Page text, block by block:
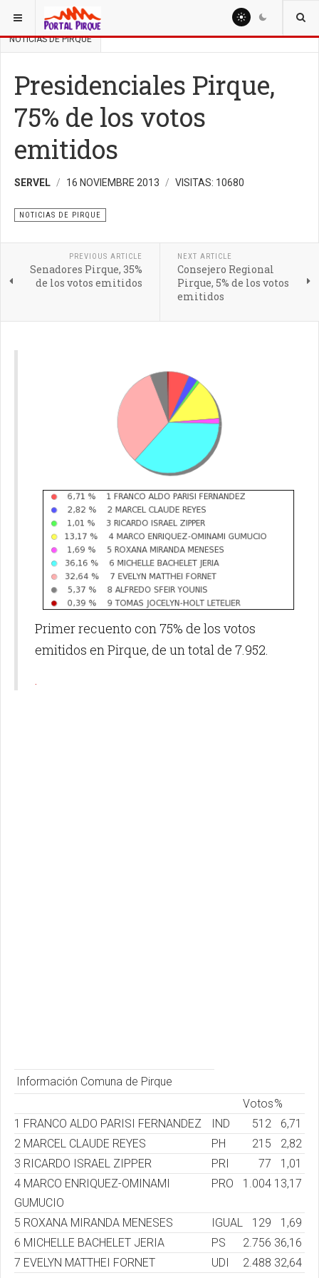
ESTÁ AQUÍ: EDUCACION
NOTICIAS DE PIRQUE
Presidenciales Pirque,
75% de los votos
emitidos
SERVEL 16 NOVIEMBRE 2013 VISITAS: 10680
NOTICIAS DE PIRQUE
PREVIOUS ARTICLE
Senadores Pirque, 35%
de los votos emitidos
NEXT ARTICLE
Consejero Regional
Pirque, 5% de los votos
emitidos
Primer recuento con 75% de los votos
emitidos en Pirque, de un total de 7.952.
.
Información Comuna de Pirque
Votos%
1 FRANCO ALDO PARISI FERNANDEZ
IND 512
6,71
2 MARCEL CLAUDE REYES
PH 215
2,82
3 RICARDO ISRAEL ZIPPER
PRI 77
1,01
4 MARCO ENRIQUEZ-OMINAMI
GUMUCIO
PRO 1.004 13,17
5 ROXANA MIRANDA MENESES IGUAL 129
1,69
6 MICHELLE BACHELET JERIA
PS 2.756 36,16
7 EVELYN MATTHEI FORNET
UDI 2.488 32,64